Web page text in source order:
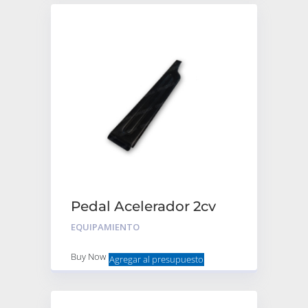
Pedal Acelerador 2cv
EQUIPAMIENTO
Buy Now Agregar al presupuesto